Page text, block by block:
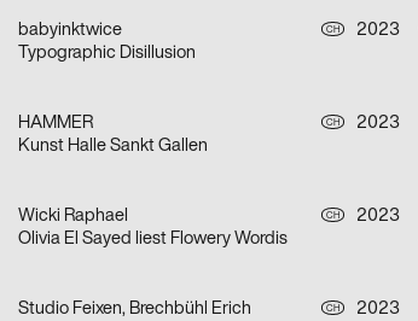
babyinktwice CH
2023
Typographic Disillusion
HAMMER CH
2023
Kunst Halle Sankt Gallen
Wicki Raphael CH
2023
Olivia El Sayed liest Flowery Wordis
Studio Feixen, Brechbühl Erich CH
2023